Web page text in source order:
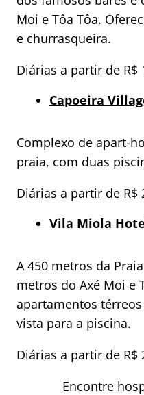
Moi e Tôa Tôa.
e churrasqueira.
Diárias a partir de R$
Capoeira
Complexo de apart-
praia, com duas
Diárias a partir de R$
Vila Miola
A 450 metros da
metros do Axé Moi e
apartamentos
vista para a piscina.
Diárias a partir de R$
Encontre